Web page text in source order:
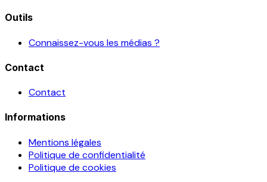
Outils
Connaissez-vous les médias ?
Contact
Contact
Informations
Mentions légales
Politique de confidentialité
Politique de cookies